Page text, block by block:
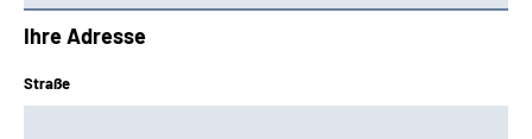
Ihre Adresse
Straße